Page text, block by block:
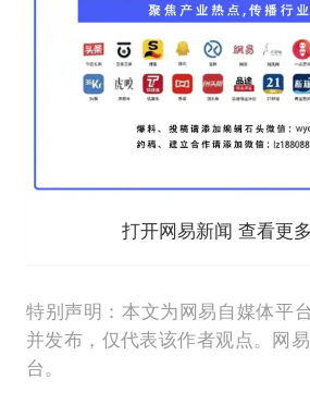
打开网易新闻 查看更
特别声明：本文为网易自媒体平
并发布，仅代表该作者观点。网
台。